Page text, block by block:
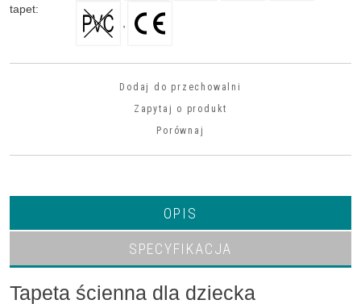
tapet:
Dodaj do przechowalni
Zapytaj o produkt
Porównaj
OPIS
SPECYFIKACJA
Tapeta ścienna dla dziecka